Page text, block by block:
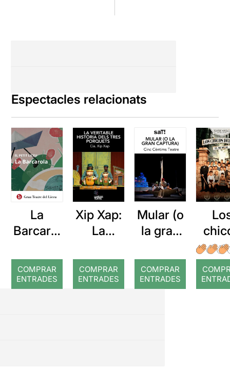
Espectacles relacionats
La
Barcarol
COMPRAR
ENTRADES
Xip Xap:
La
història
dels tres
porquets
COMPRAR
ENTRADES
Mular (o
la gran
COMPRAR
ENTRADES
del
el